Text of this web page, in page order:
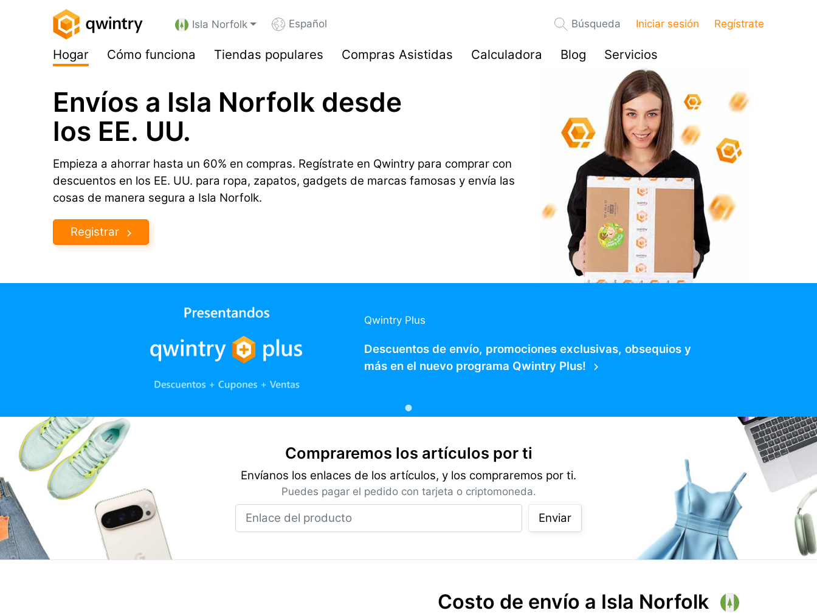
Isla Norfolk Español Búsqueda Iniciar sesión Regístrate
Hogar Cómo funciona Tiendas populares Compras Asistidas Calculadora Blog Servicios
Envíos a Isla Norfolk desde
los EE. UU.
Empieza a ahorrar hasta un 60% en compras. Regístrate en Qwintry para comprar con
descuentos en los EE. UU. para ropa, zapatos, gadgets de marcas famosas y envía las
cosas de manera segura a Isla Norfolk.
Registrar
Qwintry Plus
Descuentos de envío, promociones exclusivas, obsequios y
más en el nuevo programa Qwintry Plus!
Compraremos los artículos por ti
Envíanos los enlaces de los artículos, y los compraremos por ti.
Puedes pagar el pedido con tarjeta o criptomoneda.
Enviar
Costo de envío a Isla Norfolk